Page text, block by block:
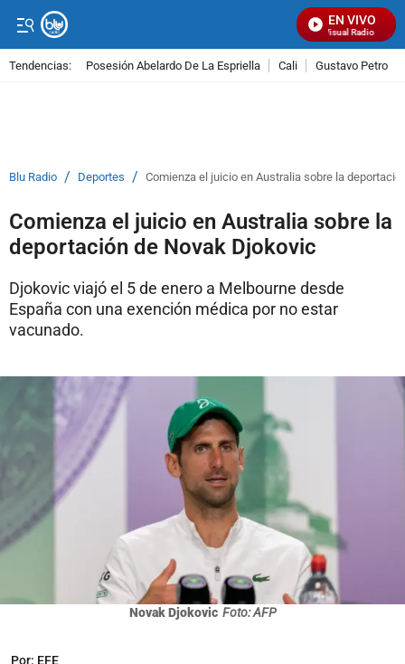
EN VIVO
Señal Visual Radio
Tendencias: Posesión Abelardo De La Espriella Cali Gustavo Petro
Blu Radio / Deportes / Comienza el juicio en Australia sobre la
Comienza el juicio en Australia sobre la
deportación de Novak Djokovic
Djokovic viajó el 5 de enero a Melbourne desde
España con una exención médica por no estar
vacunado.
Novak Djokovic Foto: AFP
Por: EFE